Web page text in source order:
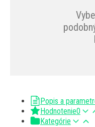
Popis a
Hodnotenie0
Kategórie